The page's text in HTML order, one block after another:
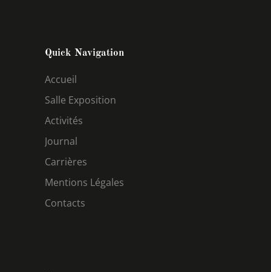
Quick Navigation
Accueil
Salle Exposition
Activités
Journal
Carrières
Mentions Légales
Contacts